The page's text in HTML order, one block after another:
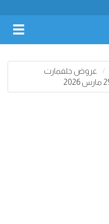
عروض جلفمارت